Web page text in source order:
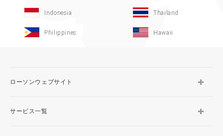
Indonesia Thailand
Philippines Hawaii
ローソンウェブサイト
サービス一覧